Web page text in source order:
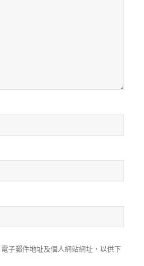
子郵件地址及個人網站網址，以供下